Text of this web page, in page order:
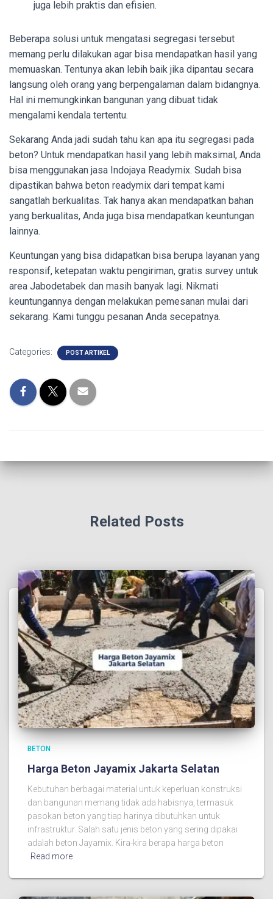
juga lebih praktis dan efisien.
Beberapa solusi untuk mengatasi segregasi tersebut
memang perlu dilakukan agar bisa mendapatkan hasil yang
memuaskan. Tentunya akan lebih baik jika dipantau secara
langsung oleh orang yang berpengalaman dalam bidangnya.
Hal ini memungkinkan bangunan yang dibuat tidak
mengalami kendala tertentu.
Sekarang Anda jadi sudah tahu kan apa itu segregasi pada
beton? Untuk mendapatkan hasil yang lebih maksimal, Anda
bisa menggunakan jasa Indojaya Readymix. Sudah bisa
dipastikan bahwa beton readymix dari tempat kami
sangatlah berkualitas. Tak hanya akan mendapatkan bahan
yang berkualitas, Anda juga bisa mendapatkan keuntungan
lainnya.
Keuntungan yang bisa didapatkan bisa berupa layanan yang
responsif, ketepatan waktu pengiriman, gratis survey untuk
area Jabodetabek dan masih banyak lagi. Nikmati
keuntungannya dengan melakukan pemesanan mulai dari
sekarang. Kami tunggu pesanan Anda secepatnya.
Categories: POST ARTIKEL
Related Posts
BETON
Harga Beton Jayamix Jakarta Selatan
Kebutuhan berbagai material untuk keperluan konstruksi
dan bangunan memang tidak ada habisnya, termasuk
pasokan beton yang tiap harinya dibutuhkan untuk
infrastruktur. Salah satu jenis beton yang sering dipakai
adalah beton Jayamix. Kira-kira berapa harga beton
Read more